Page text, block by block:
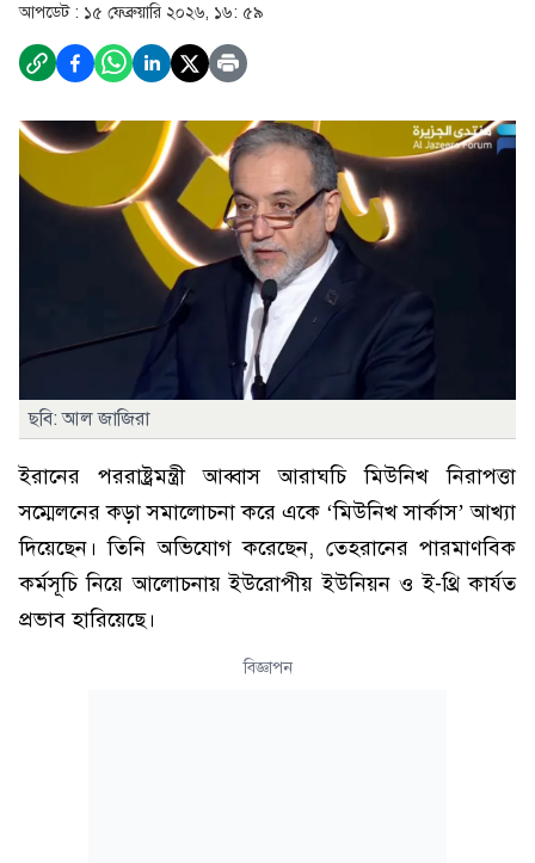
আপডেট : ১৫ ফেব্রুয়ারি ২০২৬, ১৬: ৫৯
ছবি: আল জাজিরা
ইরানের পররাষ্ট্রমন্ত্রী আব্বাস আরাঘচি মিউনিখ নিরাপত্তা
সম্মেলনের কড়া সমালোচনা করে একে ‘মিউনিখ সার্কাস’ আখ্যা
দিয়েছেন। তিনি অভিযোগ করেছেন, তেহরানের পারমাণবিক
কর্মসূচি নিয়ে আলোচনায় ইউরোপীয় ইউনিয়ন ও ই-থ্রি কার্যত
প্রভাব হারিয়েছে।
বিজ্ঞাপন